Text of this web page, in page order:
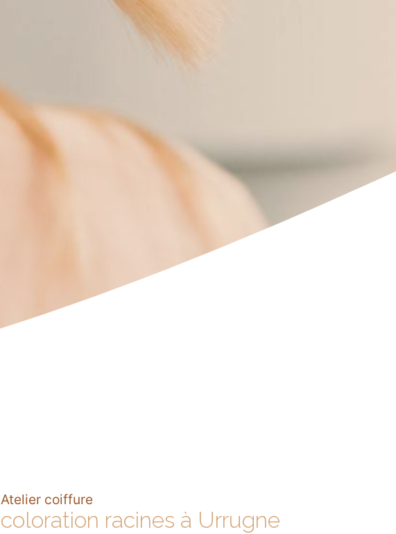
Atelier coiffure
coloration racines à Urrugne